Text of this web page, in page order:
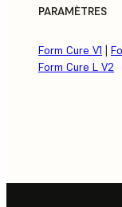
PARAMÈTRES
Form Cure V1 |
Form Cure L V2